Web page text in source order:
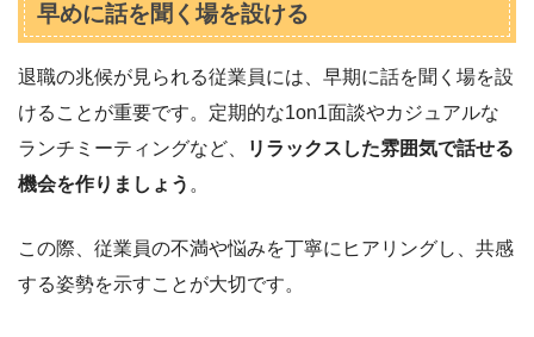
早めに話を聞く場を設ける
退職の兆候が見られる従業員には、早期に話を聞く場を設
けることが重要です。定期的な1on1面談やカジュアルな
ランチミーティングなど、
リラックスした雰囲気で話せる
機会を作りましょう 。
この際、従業員の不満や悩みを丁寧にヒアリングし、共感
する姿勢を示すことが大切です。